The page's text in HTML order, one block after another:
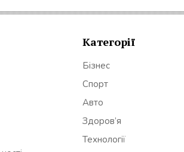
Категорії
Бізнес
Спорт
Авто
Здоров’я
Технології